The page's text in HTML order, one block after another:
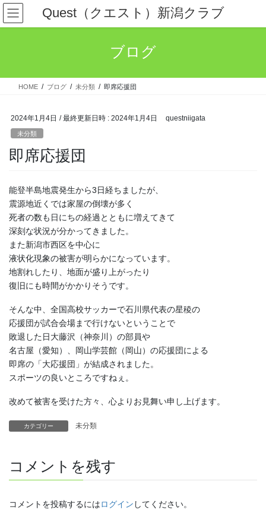
コ
ン
テ
ス
ナ
ビ
ゲ
ン
Quest（クエスト）新潟クラブ
ブログ
HOME ブログ 未分類 即席応援団
2024年1月4日 / 最終更新日時 : 2024年1月4日 questniigata
未分類
即席応援団
能登半島地震発生から3日経ちましたが、
震源地近くでは家屋の倒壊が多く
死者の数も日にちの経過とともに増えてきて
深刻な状況が分かってきました。
また新潟市西区を中心に
液状化現象の被害が明らかになっています。
地割れしたり、地面が盛り上がったり
復旧にも時間がかかりそうです。
そんな中、全国高校サッカーで石川県代表の星稜の
応援団が試合会場まで行けないということで
敗退した日大藤沢（神奈川）の部員や
名古屋（愛知）、岡山学芸館（岡山）の応援団による
即席の「大応援団」が結成されました。
スポーツの良いところですねぇ。
改めて被害を受けた方々、心よりお見舞い申し上げます。
カテゴリー 未分類
コメントを残す
コメントを投稿するにはログイン してください。